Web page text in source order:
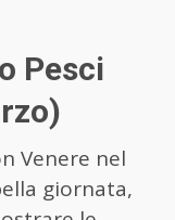
Pesci
Venere nel
giornata,